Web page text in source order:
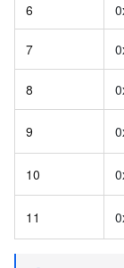
6
7
8
9
10
11